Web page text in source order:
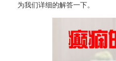
为我们详细的解答一下。